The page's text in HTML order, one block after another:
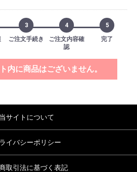
3
ご注文手続き
4
ご注文内容確
認
5
完了
内に商品はございません。
当サイトについて
イバシーポリシー
取引法に基づく表記